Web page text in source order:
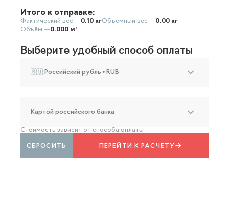
Итого к отправке:
Фактический вес —0.10 кгОбъёмный вес —0.00 кг
Объём —0.000 м³
Выберите удобный способ оплаты
🇷🇺 Российский рубль • RUB
Картой российского банка
Стоимость зависит от способа оплаты
ПЕРЕЙТИ К РАСЧЕТУ
СБРОСИТЬ